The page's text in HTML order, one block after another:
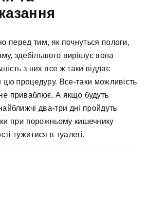
перед тим, як почнуться пологи,
здебільшого вирішує вона
з них все ж таки віддає
цю процедуру. Все-таки можливість
приваблює. А якщо будуть
два-три дні пройдуть
при порожньому кишечнику
тужитися в туалеті.